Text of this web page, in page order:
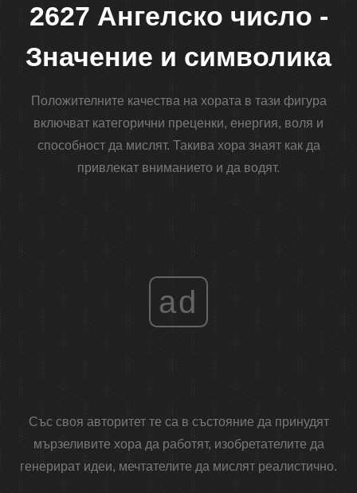
2627 Ангелско число -
Значение и символика
Положителните качества на хората в тази фигура
включват категорични преценки, енергия, воля и
способност да мислят. Такива хора знаят как да
привлекат вниманието и да водят.
ad
Със своя авторитет те са в състояние да принудят
мързеливите хора да работят, изобретателите да
генерират идеи, мечтателите да мислят реалистично.